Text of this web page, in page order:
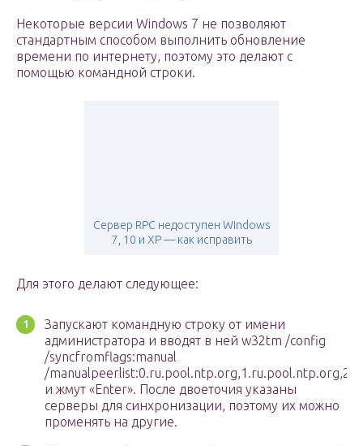
Некоторые версии Windows 7 не позволяют
стандартным способом выполнить обновление
времени по интернету, поэтому это делают с
помощью командной строки.
Сервер RPC недоступен Windows
7, 10 и XP — как исправить
Для этого делают следующее:
Запускают командную строку от имени
администратора и вводят в ней w32tm /config
/syncfromflags:manual
/
и жмут «Enter». После двоеточия указаны
серверы для синхронизации, поэтому их можно
променять на другие.